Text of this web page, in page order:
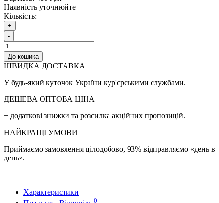
Наявність уточнюйте
Кількість:
+
-
До кошика
ШВИДКА ДОСТАВКА
У будь-який куточок України кур'єрськими службами.
ДЕШЕВА ОПТОВА ЦІНА
+ додаткові знижки та розсилка акційних пропозицій.
НАЙКРАЩІ УМОВИ
Приймаємо замовлення цілодобово, 93% відправляємо «день в
день».
Характеристики
0